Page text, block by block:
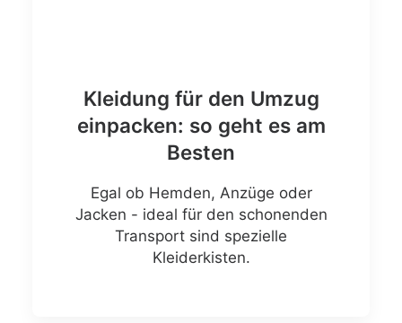
Kleidung für den Umzug
einpacken: so geht es am
Besten
Egal ob Hemden, Anzüge oder
Jacken - ideal für den schonenden
Transport sind spezielle
Kleiderkisten.